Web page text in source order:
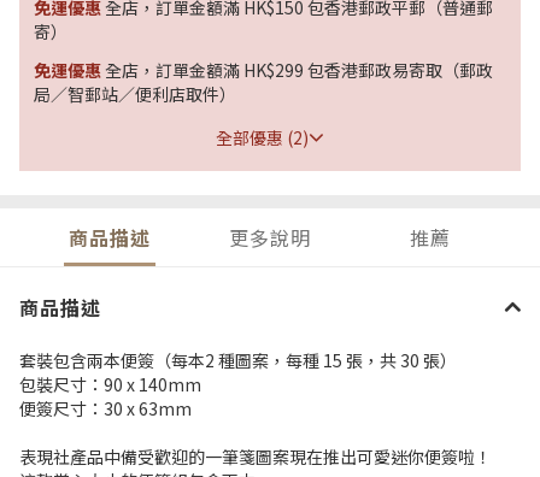
免運優惠全店，訂單金額滿 HK$150 包香港郵政平郵（普通郵
寄）
免運優惠全店，訂單金額滿 HK$299 包香港郵政易寄取（郵政
局／智郵站／便利店取件）
全部優惠 (2)
商品描述 更多說明 推薦
商品描述
套裝包含兩本便簽（每本2 種圖案，每種 15 張，共 30 張）
包裝尺寸：90 x 140mm
便簽尺寸：30 x 63mm
表現社產品中備受歡迎的一筆箋圖案現在推出可愛迷你便簽啦！